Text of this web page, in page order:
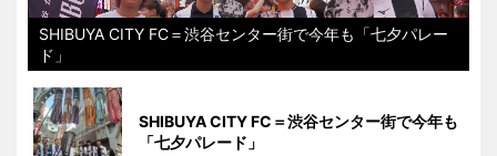
SHIBUYA CITY FC＝渋谷センター街で今年も「七夕パレー
ド」
SHIBUYA CITY FC＝渋谷センター街で今年も
「七夕パレード」